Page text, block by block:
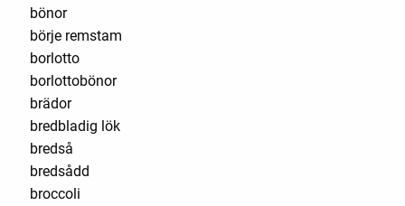
bönor
börje remstam
borlotto
borlottobönor
brädor
bredbladig lök
bredså
bredsådd
broccoli